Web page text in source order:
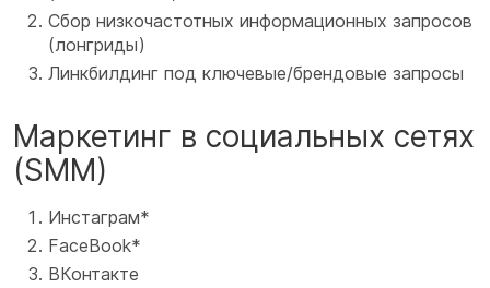
Сбор низкочастотных информационных запросов
(лонгриды)
Линкбилдинг под ключевые/брендовые запросы
Маркетинг в социальных сетях
(SMM)
Инстаграм*
FaceBook*
ВКонтакте